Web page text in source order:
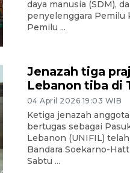
daya manusia (SDM),
penyelenggara Pemilu
Pemilu ...
Jenazah tiga
Lebanon tiba di
04 April 2026 19:03 WIB
Ketiga jenazah
bertugas sebagai
Lebanon (UNIFIL)
Bandara Soekarno-
Sabtu ...